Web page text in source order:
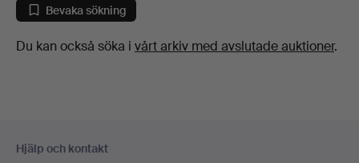
Bevaka sökning
Du kan också söka i vårt arkiv med avslutade auktioner.
Hjälp och kontakt